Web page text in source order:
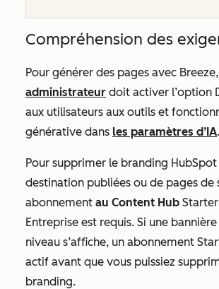
Compréhension des
Pour générer des pages avec
administrateur doit activer l’option
aux utilisateurs aux outils et
générative dans les paramètres d’IA.
Pour supprimer le branding
destination publiées ou de pages de
abonnement au Content Hub Starter
Entreprise est requis. Si une
niveau s’affiche, un abonnement
actif avant que vous puissiez
branding.